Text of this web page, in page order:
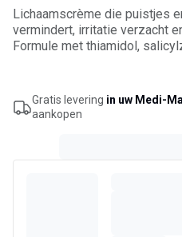
Lichaamscrème die puistjes
vermindert, irritatie verzacht
Formule met thiamidol,
Gratis levering in uw Medi-
aankopen